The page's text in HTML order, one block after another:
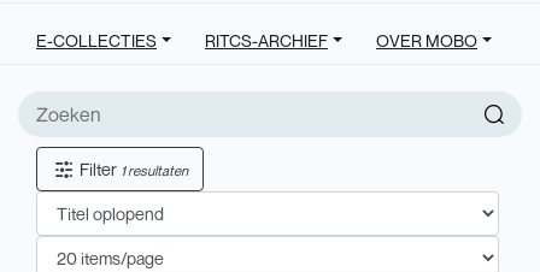
E-COLLECTIES RITCS-ARCHIEF OVER MOBO
Filter 1 resultaten